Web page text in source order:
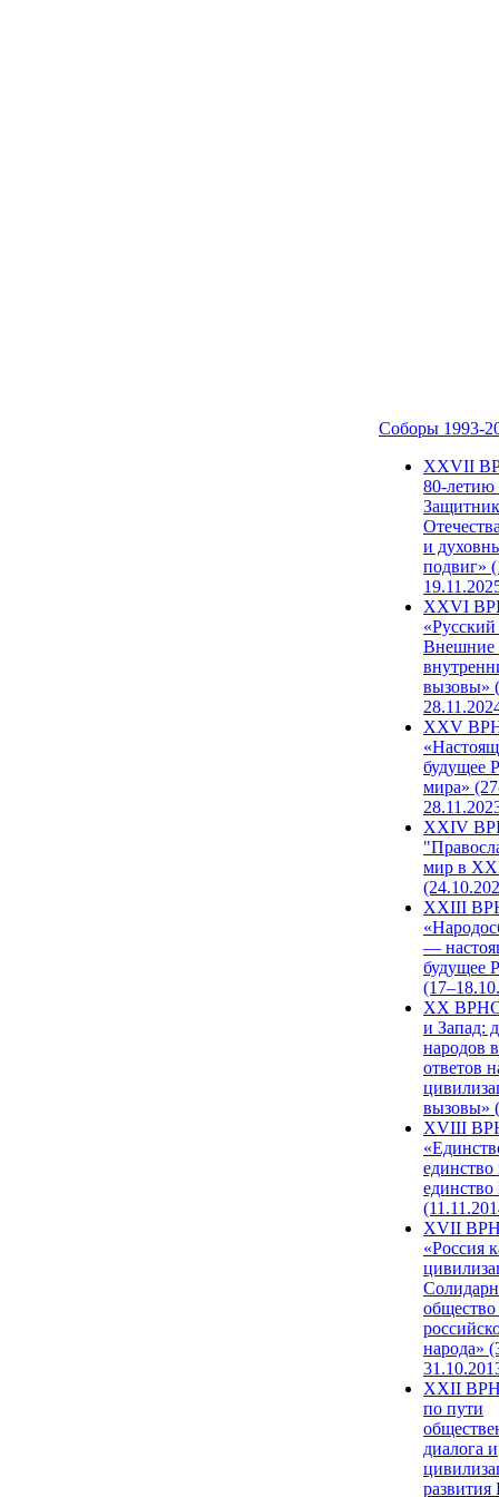
Соборы 1993-
ХХVII
80-
и
подвиг»
XXVI
Внешние
вызовы»
XXV
будущее
мира»
XXIV
мир в
XXIII
—
будущее
XX ВРНС
и Запад:
народов
ответов
вызовы»
XVIII
единство
единство
XVII
«Россия
народа»
XXII
по пути
диалога и
развития